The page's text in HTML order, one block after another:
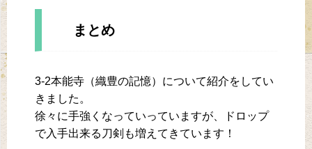
まとめ
3-2本能寺（織豊の記憶）について紹介をしてい
きました。
徐々に手強くなっていっていますが、ドロップ
で入手出来る刀剣も増えてきています！